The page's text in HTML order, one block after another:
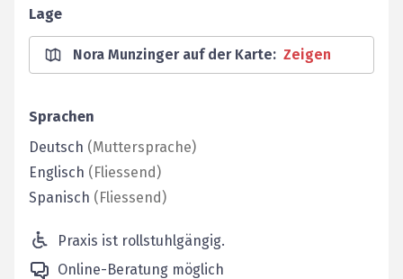
Lage
Nora Munzinger auf der Karte: Zeigen
Sprachen
Deutsch (Muttersprache)
Englisch (Fliessend)
Spanisch (Fliessend)
Praxis ist rollstuhlgängig.
Online-Beratung möglich